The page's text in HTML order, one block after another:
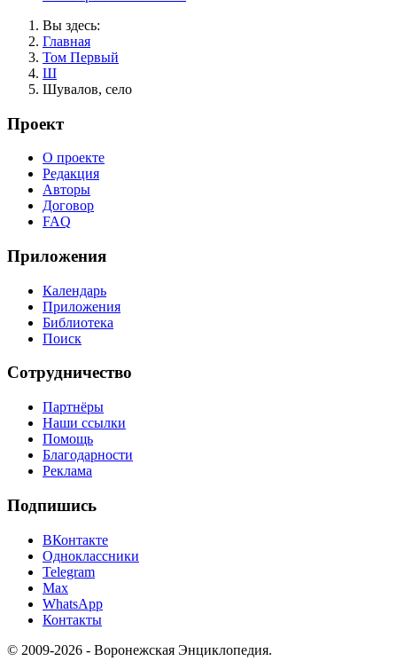
Вы здесь:
Главная
Том Первый
Ш
Шувалов, село
Проект
О проекте
Редакция
Авторы
Договор
FAQ
Приложения
Календарь
Приложения
Библиотека
Поиск
Сотрудничество
Партнёры
Наши ссылки
Помощь
Благодарности
Реклама
Подпишись
ВКонтакте
Одноклассники
Telegram
Max
WhatsApp
Контакты
© 2009-2026 - Воронежская Энциклопедия.